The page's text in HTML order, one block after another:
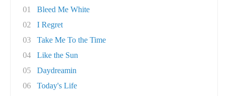
01
Bleed Me White
02
I Regret
03
Take Me To the Time
04
Like the Sun
05
Daydreamin
06
Today's Life